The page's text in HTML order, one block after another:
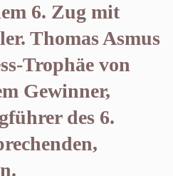
6. Zug mit
Thomas Asmus
Trophäe von
Gewinner,
des 6.